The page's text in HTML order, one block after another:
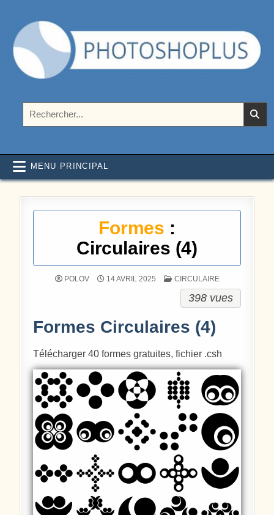
Photoshoplus
MENU PRINCIPAL
Formes :
Circulaires (4)
POLOV 14 AVRIL 2025 POSTÉ DANS
CIRCULAIRE
398 vues
Formes Circulaires (4)
Télécharger 40 formesgratuites, fichier .csh